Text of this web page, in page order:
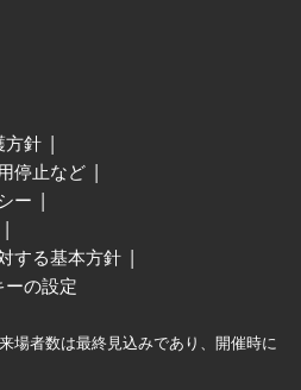
方針
停止など
ー
する基本方針
ーの設定
場者数は最終見込みであり、開催時に